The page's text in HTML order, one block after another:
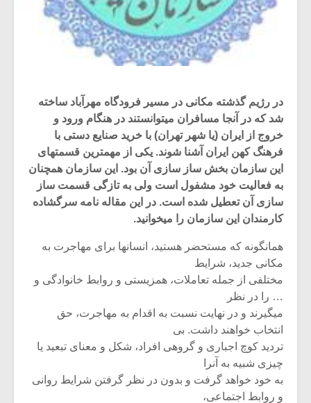
در رژیم گذشته مکانی در مسیر فرودگاه مهرآباد ساخته
شد که در آنجا مسافران میتوانستند در هنگام ورود و
خروج از ایران (یا شهر تهران) با خرید صنایع دستی با
فرهنگ کهن ایران آشنا شوند. یکی از مهمترین قسمتهای
این سازمان بخش ساز سازی آن بود. این سازمان همچنان
به فعالیت خود مشفول است ولی به تازگی قسمت ساز
سازی آن تعطیل شده است. در این مقاله نامه سرگشاده
کارمندان این سازمان را میخوانید.
همانگونه که مستحضر هستید، انسانها برای مهاجرت به
مکانی جدید، شرایط
مختلفی از جمله تعاملات، همزیستی و روابط خانوادگی و
… را در نظر
میگیرند و در نهایت نسبت به اقدام به مهاجرت، حق
انتخاب خواهند داشت. بی
تردید کوچ اجباری و گروهی افراد، شکل و معنای تبعید یا
چیزی شبیه به آنرا
به خود خواهد گرفت و بدون در نظر گرفتن شرایط روانی
و روابط اجتماعی،